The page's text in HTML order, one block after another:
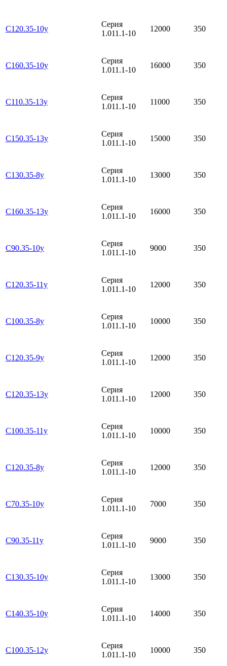
С120.35-10у
Серия
1.011.1-10
12000 350
С160.35-10у
Серия
1.011.1-10
16000 350
С110.35-13у
Серия
1.011.1-10
11000 350
С150.35-13у
Серия
1.011.1-10
15000 350
С130.35-8у
Серия
1.011.1-10
13000 350
С160.35-13у
Серия
1.011.1-10
16000 350
С90.35-10у
Серия
1.011.1-10
9000 350
С120.35-11у
Серия
1.011.1-10
12000 350
С100.35-8у
Серия
1.011.1-10
10000 350
С120.35-9у
Серия
1.011.1-10
12000 350
С120.35-13у
Серия
1.011.1-10
12000 350
С100.35-11у
Серия
1.011.1-10
10000 350
С120.35-8у
Серия
1.011.1-10
12000 350
С70.35-10у
Серия
1.011.1-10
7000 350
С90.35-11у
Серия
1.011.1-10
9000 350
С130.35-10у
Серия
1.011.1-10
13000 350
С140.35-10у
Серия
1.011.1-10
14000 350
С100.35-12у
Серия
1.011.1-10
10000 350